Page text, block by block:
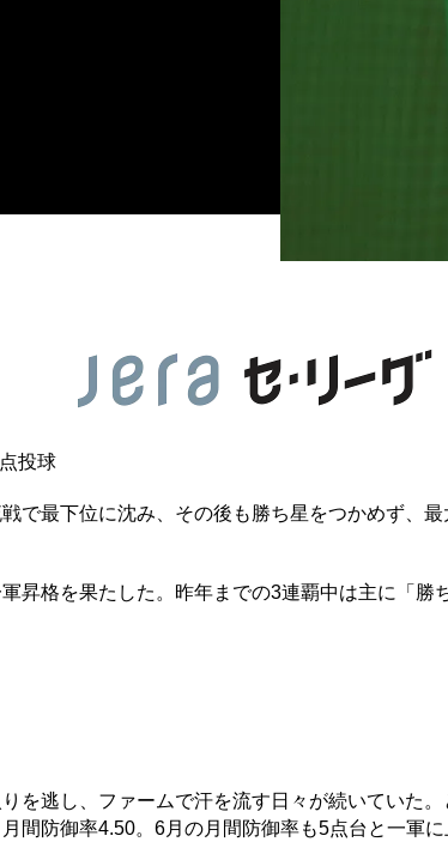
投球
で最下位に沈み、その後も勝ち星をつかめず、
昇格を果たした。昨年までの3連覇中は主に「勝
を逃し、ファームで汗を流す日々が続いていた
間防御率4.50。6月の月間防御率も5点台と一軍